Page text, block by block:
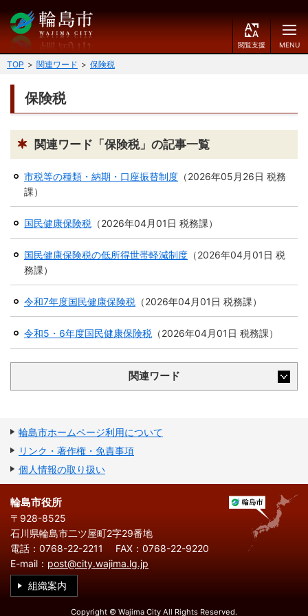
閲
覧
E
黒
青
ふりがなをつける
読み上げる
言語を変更する
E
g
l
s
简
体
中
文
繁
体
中
文
국
어
くらしのガイド
届出・登録・証明 保険・年金・介護
福祉 健康・予防
税
住宅・インフラ 環境・衛生
消費生活 輪島市ケーブルテレビ
移住・定住
事業者の方へ
税 入札・契約
産業・雇用
観光情報
世界農業遺産
市政情報
市役所ご案内
行政 教育行政
農業委員会
TOP 関連ワード 保険税
保険税
関連ワード「保険税」の記事一覧
市税等の種類・納期・口座振替制度 （2026年05月26日 税務
課）
国民健康保険税 （2026年04月01日 税務課）
国民健康保険税の低所得世帯軽減制度 （2026年04月01日 税
務課）
令和7年度国民健康保険税 （2026年04月01日 税務課）
令和5・6年度国民健康保険税 （2026年04月01日 税務課）
関連ワード
輪島市ホームページ利用について
リンク・著作権・免責事項
個人情報の取り扱い
輪島市役所
〒928-8525
石川県輪島市二ツ屋町2字29番地
電話：0768-22-2211
FAX：0768-22-9220
E-mail： post@city.wajima.lg.jp
組織案内
Copyright © Wajima City All Rights Reserved.